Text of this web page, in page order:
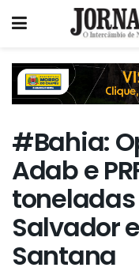
#Bahia:
Adab e
Salvador
Santana